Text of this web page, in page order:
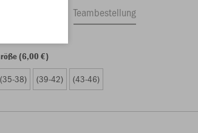
Teambestellung
(6,00 €)
(35-38) (39-42) (43-46)